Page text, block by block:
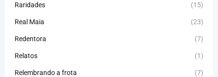
Raridades (15)
Real Maia (23)
Redentora (7)
Relatos (1)
Relembrando a frota (7)